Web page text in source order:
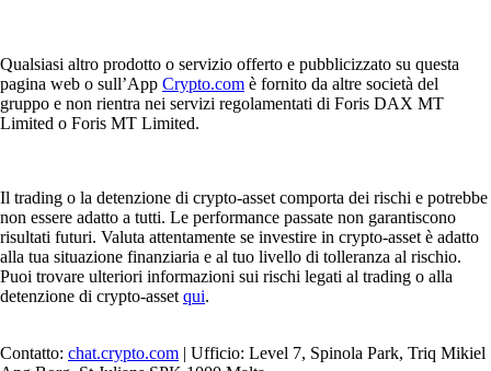
Qualsiasi altro prodotto o servizio offerto e pubblicizzato su questa
pagina web o sull’App Crypto.com è fornito da altre società del
gruppo e non rientra nei servizi regolamentati di Foris DAX MT
Limited o Foris MT Limited.
Il trading o la detenzione di crypto-asset comporta dei rischi e potrebbe
non essere adatto a tutti. Le performance passate non garantiscono
risultati futuri. Valuta attentamente se investire in crypto-asset è adatto
alla tua situazione finanziaria e al tuo livello di tolleranza al rischio.
Puoi trovare ulteriori informazioni sui rischi legati al trading o alla
detenzione di crypto-asset qui.
Contatto: chat.crypto.com | Ufficio: Level 7, Spinola Park, Triq Mikiel